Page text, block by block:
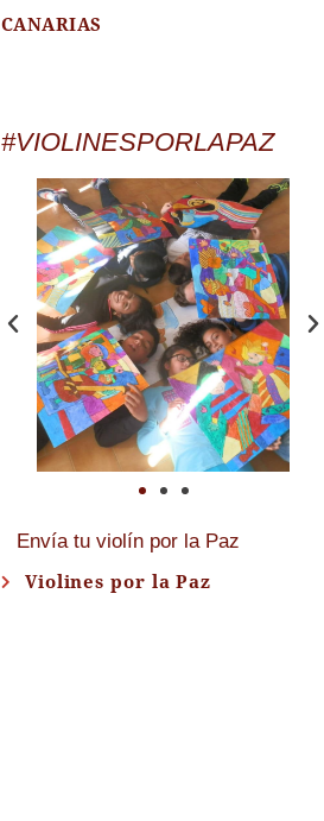
CANARIAS
#VIOLINESPORLAPAZ
Envía tu violín por la Paz
Violines por la Paz